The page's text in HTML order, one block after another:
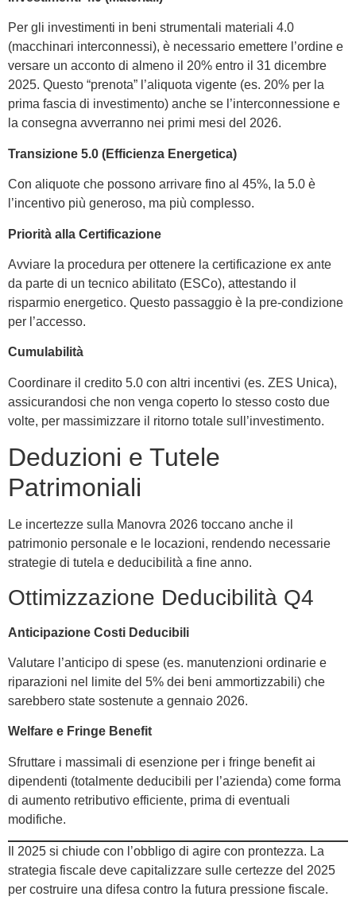
Per gli investimenti in beni strumentali materiali 4.0
(macchinari interconnessi), è necessario emettere l’ordine e
versare un acconto di almeno il 20% entro il 31 dicembre
2025. Questo “prenota” l’aliquota vigente (es. 20% per la
prima fascia di investimento) anche se l’interconnessione e
la consegna avverranno nei primi mesi del 2026.
Transizione 5.0 (Efficienza Energetica)
Con aliquote che possono arrivare fino al 45%, la 5.0 è
l’incentivo più generoso, ma più complesso.
Priorità alla Certificazione
Avviare la procedura per ottenere la certificazione ex ante
da parte di un tecnico abilitato (ESCo), attestando il
risparmio energetico. Questo passaggio è la pre-condizione
per l’accesso.
Cumulabilità
Coordinare il credito 5.0 con altri incentivi (es. ZES Unica),
assicurandosi che non venga coperto lo stesso costo due
volte, per massimizzare il ritorno totale sull’investimento.
Deduzioni e Tutele
Patrimoniali
Le incertezze sulla Manovra 2026 toccano anche il
patrimonio personale e le locazioni, rendendo necessarie
strategie di tutela e deducibilità a fine anno.
Ottimizzazione Deducibilità Q4
Anticipazione Costi Deducibili
Valutare l’anticipo di spese (es. manutenzioni ordinarie e
riparazioni nel limite del 5% dei beni ammortizzabili) che
sarebbero state sostenute a gennaio 2026.
Welfare e Fringe Benefit
Sfruttare i massimali di esenzione per i fringe benefit ai
dipendenti (totalmente deducibili per l’azienda) come forma
di aumento retributivo efficiente, prima di eventuali
modifiche.
Il 2025 si chiude con l’obbligo di agire con prontezza. La
strategia fiscale deve capitalizzare sulle certezze del 2025
per costruire una difesa contro la futura pressione fiscale.